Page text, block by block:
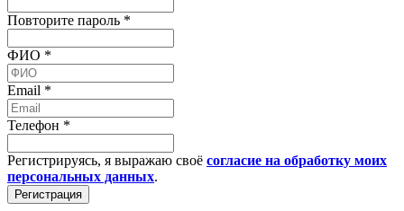
Повторите пароль *
ФИО *
Email *
Телефон *
Регистрируясь, я выражаю своё согласие на обработку моих
персональных данных.